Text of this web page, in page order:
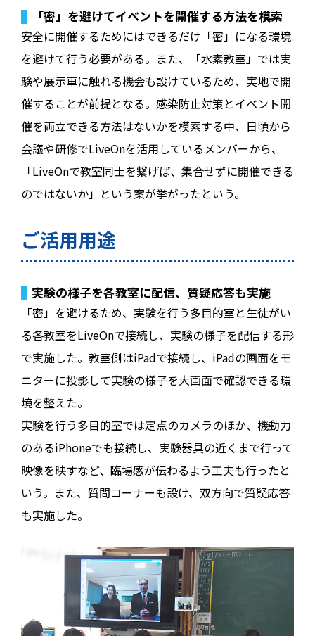
「密」を避けてイベントを開催する方法を模索
安全に開催するためにはできるだけ「密」になる環境
を避けて行う必要がある。また、「水素教室」では実
験や展示車に触れる機会も設けているため、実地で開
催することが前提となる。感染防止対策とイベント開
催を両立できる方法はないかを模索する中、日頃から
会議や研修でLiveOnを活用しているメンバーから、
「LiveOnで教室同士を繋げば、集合せずに開催できる
のではないか」という案が挙がったという。
ご活用用途
実験の様子を各教室に配信、質疑応答も実施
「密」を避けるため、実験を行う多目的室と生徒がい
る各教室をLiveOnで接続し、実験の様子を配信する形
で実施した。教室側はiPadで接続し、iPadの画面をモ
ニターに投影して実験の様子を大画面で確認できる環
境を整えた。
実験を行う多目的室では定点のカメラのほか、機動力
のあるiPhoneでも接続し、実験器具の近くまで行って
映像を映すなど、臨場感が伝わるよう工夫も行ったと
いう。また、質問コーナーも設け、双方向で質疑応答
も実施した。